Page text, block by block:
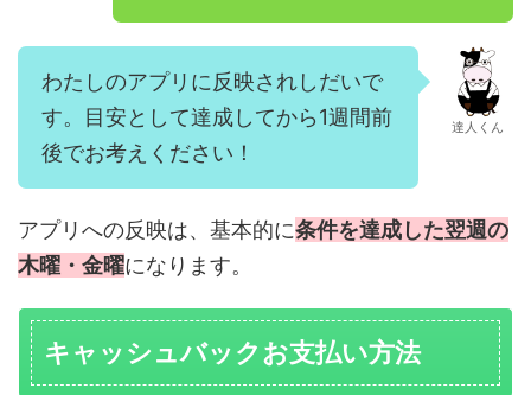
わたしのアプリに反映されしだいで
す。目安として達成してから1週間前
後でお考えください！
達人くん
アプリへの反映は、基本的に条件を達成した翌週の
木曜・金曜になります。
キャッシュバックお支払い方法